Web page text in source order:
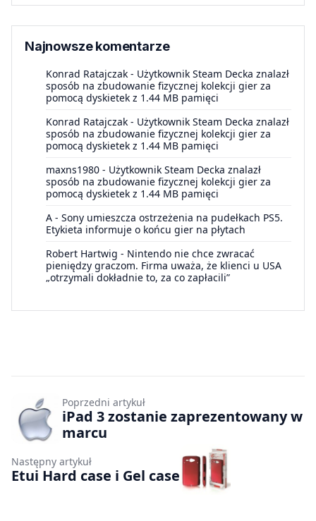
Najnowsze komentarze
Konrad Ratajczak - Użytkownik Steam Decka znalazł
sposób na zbudowanie fizycznej kolekcji gier za
pomocą dyskietek z 1.44 MB pamięci
Konrad Ratajczak - Użytkownik Steam Decka znalazł
sposób na zbudowanie fizycznej kolekcji gier za
pomocą dyskietek z 1.44 MB pamięci
maxns1980 - Użytkownik Steam Decka znalazł
sposób na zbudowanie fizycznej kolekcji gier za
pomocą dyskietek z 1.44 MB pamięci
A - Sony umieszcza ostrzeżenia na pudełkach PS5.
Etykieta informuje o końcu gier na płytach
Robert Hartwig - Nintendo nie chce zwracać
pieniędzy graczom. Firma uważa, że klienci u USA
„otrzymali dokładnie to, za co zapłacili”
Poprzedni artykuł
iPad 3 zostanie zaprezentowany w
marcu
Następny artykuł
Etui Hard case i Gel case